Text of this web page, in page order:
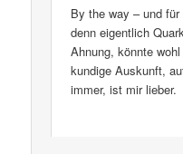
By the way – und
denn eigentlich
Ahnung, könnte
kundige Auskunft,
immer, ist mir lieber.